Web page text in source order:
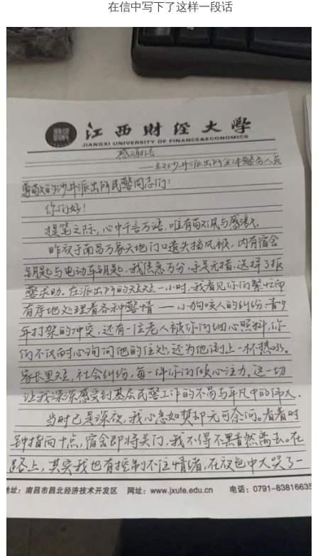
在信中写下了这样一段话